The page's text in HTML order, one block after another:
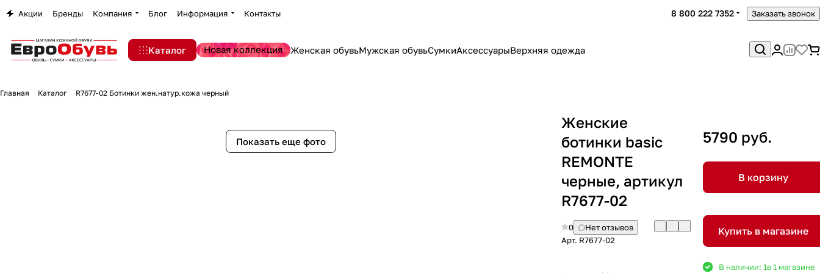
Акции Бренды Компания Блог Информация Контакты 8 800 222 7352 Заказать звонок
Каталог Новая коллекция Женская обувьМужская обувьСумкиАксессуарыВерхняя одежда
Главная Каталог R7677-02 Ботинки жен.натур.кожа черный
Показать еще фото
Женские
ботинки basic
REMONTE
черные, артикул
R7677-02
0
Нет отзывов
Арт. R7677-02
5790 руб.
В корзину
Купить в магазине
В наличии: 1в 1 магазине